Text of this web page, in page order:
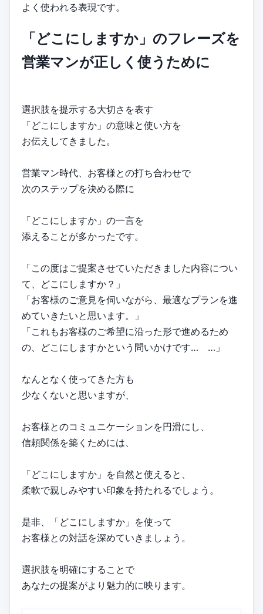
よく使われる表現です。
「どこにしますか」のフレーズを
営業マンが正しく使うために
選択肢を提示する大切さを表す
「どこにしますか」の意味と使い方を
お伝えしてきました。
営業マン時代、お客様との打ち合わせで
次のステップを決める際に
「どこにしますか」の一言を
添えることが多かったです。
「この度はご提案させていただきました内容につい
て、どこにしますか？」
「お客様のご意見を伺いながら、最適なプランを進
めていきたいと思います。」
「これもお客様のご希望に沿った形で進めるため
の、どこにしますかという問いかけです… …」
なんとなく使ってきた方も
少なくないと思いますが、
お客様とのコミュニケーションを円滑にし、
信頼関係を築くためには、
「どこにしますか」を自然と使えると、
柔軟で親しみやすい印象を持たれるでしょう。
是非、「どこにしますか」を使って
お客様との対話を深めていきましょう。
選択肢を明確にすることで
あなたの提案がより魅力的に映ります。